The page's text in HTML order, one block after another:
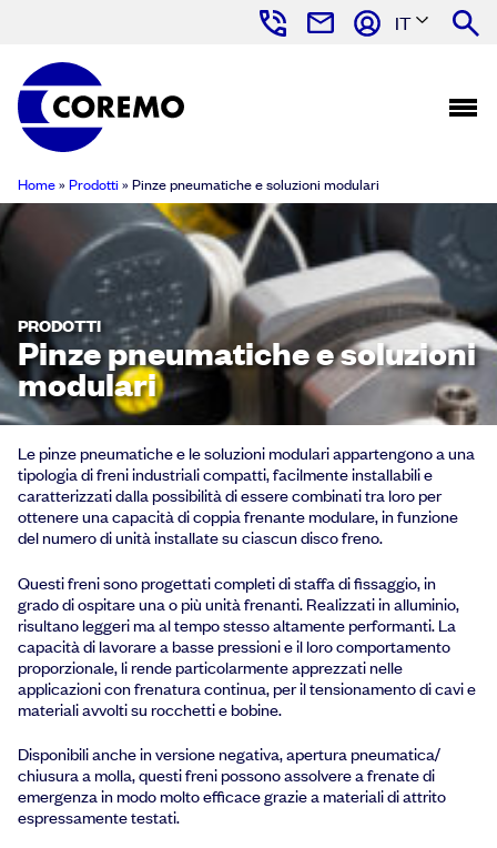
IT
Home» Prodotti » Pinze pneumatiche e soluzioni modulari
PRODOTTI
Pinze pneumatiche e soluzioni
modulari
Le pinze pneumatiche e le soluzioni modulari appartengono a una
tipologia di freni industriali compatti, facilmente installabili e
caratterizzati dalla possibilità di essere combinati tra loro per
ottenere una capacità di coppia frenante modulare, in funzione
del numero di unità installate su ciascun disco freno.
Questi freni sono progettati completi di staffa di fissaggio, in
grado di ospitare una o più unità frenanti. Realizzati in alluminio,
risultano leggeri ma al tempo stesso altamente performanti. La
capacità di lavorare a basse pressioni e il loro comportamento
proporzionale, li rende particolarmente apprezzati nelle
applicazioni con frenatura continua, per il tensionamento di cavi e
materiali avvolti su rocchetti e bobine.
Disponibili anche in versione negativa, apertura pneumatica/
chiusura a molla, questi freni possono assolvere a frenate di
emergenza in modo molto efficace grazie a materiali di attrito
espressamente testati.